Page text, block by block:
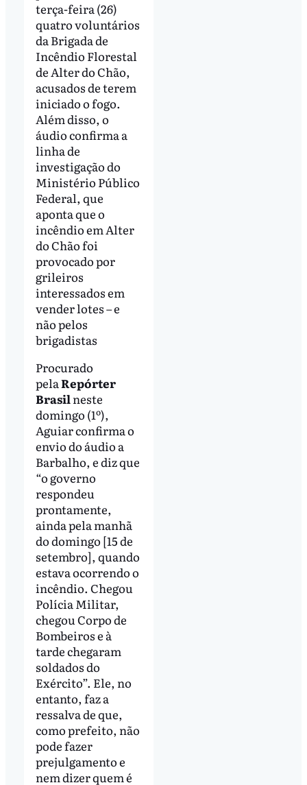
terça-feira (26)
quatro voluntários
da Brigada de
Incêndio Florestal
de Alter do Chão,
acusados de terem
iniciado o fogo.
Além disso, o
áudio confirma a
linha de
investigação do
Ministério Público
Federal, que
aponta que o
incêndio em Alter
do Chão foi
provocado por
grileiros
interessados em
vender lotes – e
não pelos
brigadistas
Procurado
pelaRepórter
Brasilneste
domingo (1º),
Aguiar confirma o
envio do áudio a
Barbalho, e diz que
“o governo
respondeu
prontamente,
ainda pela manhã
do domingo [15 de
setembro], quando
estava ocorrendo o
incêndio. Chegou
Polícia Militar,
chegou Corpo de
Bombeiros e à
tarde chegaram
soldados do
Exército”. Ele, no
entanto, faz a
ressalva de que,
como prefeito, não
pode fazer
prejulgamento e
nem dizer quem é